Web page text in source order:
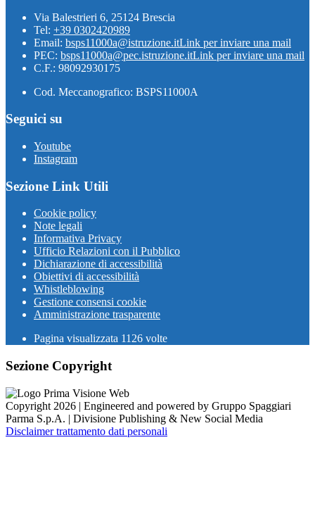
Via Balestrieri 6, 25124 Brescia
Tel: +39 0302420989
Email: bsps11000a@istruzione.itLink per inviare una mail
PEC: bsps11000a@pec.istruzione.itLink per inviare una mail
C.F.: 98092930175
Cod. Meccanografico: BSPS11000A
Seguici su
Youtube
Instagram
Sezione Link Utili
Cookie policy
Note legali
Informativa Privacy
Ufficio Relazioni con il Pubblico
Dichiarazione di accessibilità
Obiettivi di accessibilità
Whistleblowing
Gestione consensi cookie
Amministrazione trasparente
Pagina visualizzata 1126 volte
Sezione Copyright
Copyright 2026 | Engineered and powered by Gruppo Spaggiari
Parma S.p.A. | Divisione Publishing & New Social Media
Disclaimer trattamento dati personali